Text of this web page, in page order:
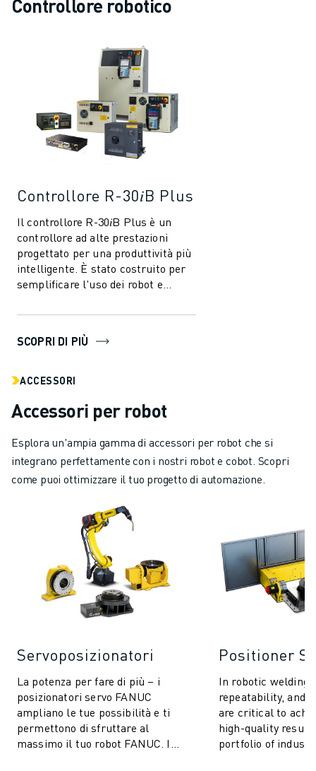
Controllore robotico
Controllore R-30𝑖B Plus
Il controllore R-30𝑖B Plus è un
controllore ad alte prestazioni
progettato per una produttività più
intelligente. È stato costruito per
semplificare l'uso dei robot e
SCOPRI DI PIÙ
ACCESSORI
Accessori per robot
Esplora un'ampia gamma di accessori per robot che si
integrano perfettamente con i nostri robot e cobot. Scopri
come puoi ottimizzare il tuo progetto di automazione.
Servoposizionatori
La potenza per fare di più – i
posizionatori servo FANUC
ampliano le tue possibilità e ti
permettono di sfruttare al
massimo il tuo robot FANUC. I
Positioner
In robotic welding,
repeatability, and
are critical to
high-quality
portfolio of